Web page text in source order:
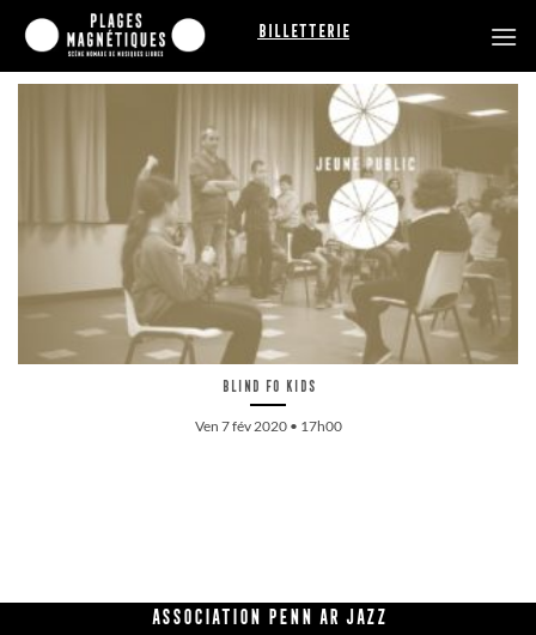
Passer
contenu
Billetterie
Blind fo Kids
Ven 7 fév 2020 • 17h00
Association Penn Ar Jazz